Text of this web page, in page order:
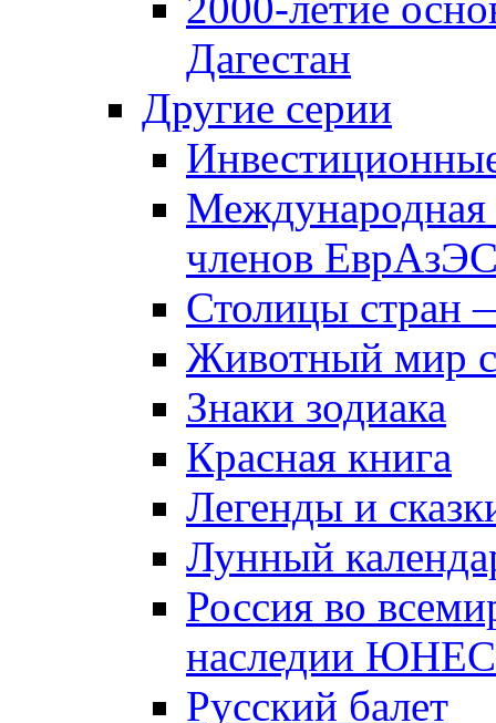
Дагестан
Другие серии
Международная
членов
Столицы стран
Животный мир
Знаки зодиака
Красная книга
Легенды и
Лунный
Россия во
наследии
Русский балет